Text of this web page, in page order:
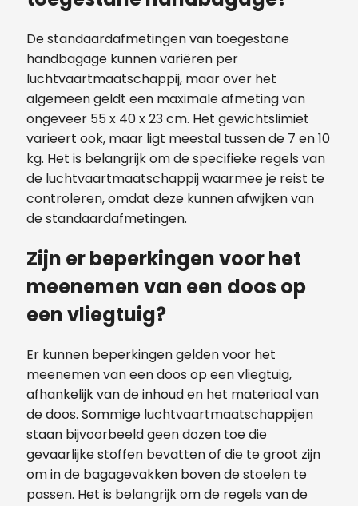
De standaardafmetingen van toegestane
handbagage kunnen variëren per
luchtvaartmaatschappij, maar over het
algemeen geldt een maximale afmeting van
ongeveer 55 x 40 x 23 cm. Het gewichtslimiet
varieert ook, maar ligt meestal tussen de 7 en 10
kg. Het is belangrijk om de specifieke regels van
de luchtvaartmaatschappij waarmee je reist te
controleren, omdat deze kunnen afwijken van
de standaardafmetingen.
Zijn er beperkingen voor het
meenemen van een doos op
een vliegtuig?
Er kunnen beperkingen gelden voor het
meenemen van een doos op een vliegtuig,
afhankelijk van de inhoud en het materiaal van
de doos. Sommige luchtvaartmaatschappijen
staan bijvoorbeeld geen dozen toe die
gevaarlijke stoffen bevatten of die te groot zijn
om in de bagagevakken boven de stoelen te
passen. Het is belangrijk om de regels van de